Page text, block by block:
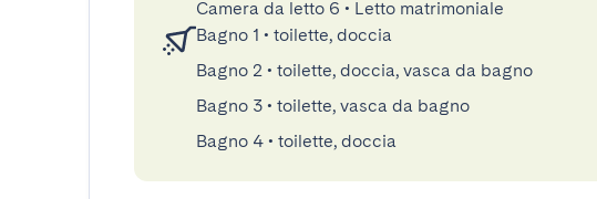
Camera da letto 6 • Letto matrimoniale
Bagno 1 • toilette, doccia
Bagno 2 • toilette, doccia, vasca da bagno
Bagno 3 • toilette, vasca da bagno
Bagno 4 • toilette, doccia